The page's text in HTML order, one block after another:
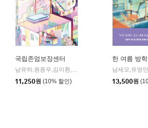
문학동네
국립존엄보장센터
남유하,원종우,김이환,김주영,김창규 공저/김애연,김영희,김진영,최지혜 공편
11,250원 (10% 할인)
한 여름 방
13,500원